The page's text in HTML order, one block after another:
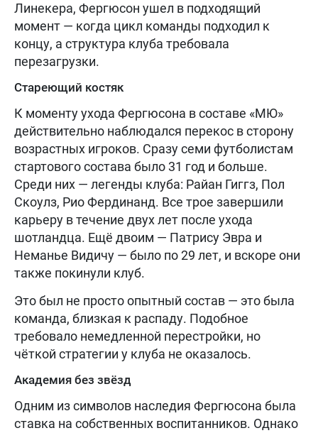
Линекера, Фергюсон ушел в подходящий
момент — когда цикл команды подходил к
концу, а структура клуба требовала
перезагрузки.
Стареющий костяк
К моменту ухода Фергюсона в составе «МЮ»
действительно наблюдался перекос в сторону
возрастных игроков. Сразу семи футболистам
стартового состава было 31 год и больше.
Среди них — легенды клуба: Райан Гиггз, Пол
Скоулз, Рио Фердинанд. Все трое завершили
карьеру в течение двух лет после ухода
шотландца. Ещё двоим — Патрису Эвра и
Неманье Видичу — было по 29 лет, и вскоре они
также покинули клуб.
Это был не просто опытный состав — это была
команда, близкая к распаду. Подобное
требовало немедленной перестройки, но
чёткой стратегии у клуба не оказалось.
Академия без звёзд
Одним из символов наследия Фергюсона была
ставка на собственных воспитанников. Однако